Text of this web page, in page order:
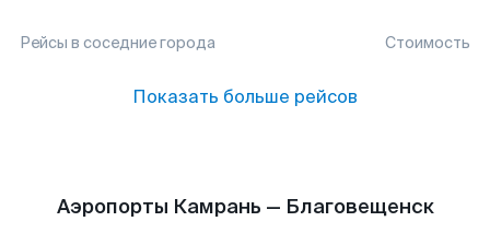
Рейсы в соседние города Стоимость
Показать больше рейсов
Аэропорты Камрань — Благовещенск